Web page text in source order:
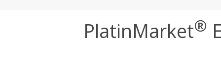
PlatinMarket®